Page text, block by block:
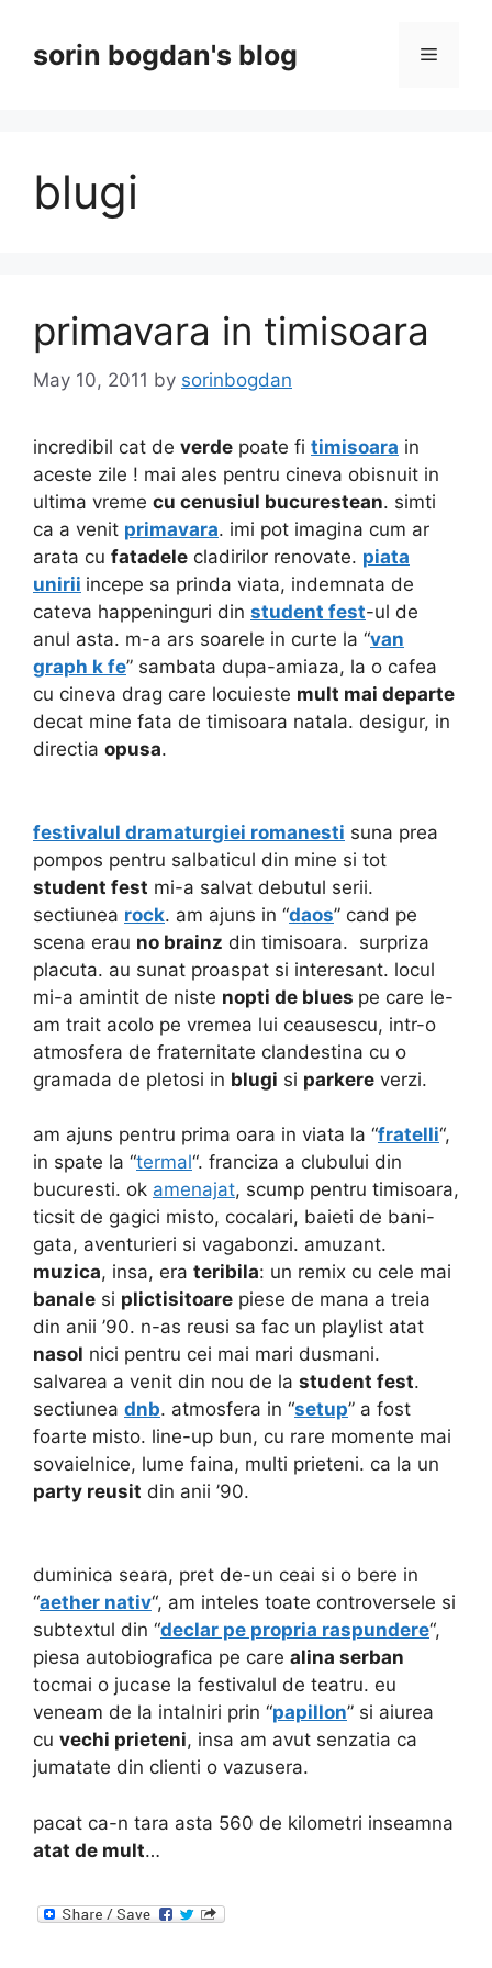
contentsorin bogdan's blog Menu
blugi
primavara in timisoara
May 10, 2011 by sorinbogdan
incredibil cat de verde poate fi timisoara in
aceste zile ! mai ales pentru cineva obisnuit in
ultima vreme cu cenusiul bucurestean. simti
ca a venit primavara. imi pot imagina cum ar
arata cu fatadele cladirilor renovate. piata
unirii incepe sa prinda viata, indemnata de
cateva happeninguri din student fest-ul de
anul asta. m-a ars soarele in curte la “van
graph k fe” sambata dupa-amiaza, la o cafea
cu cineva drag care locuieste mult mai departe
decat mine fata de timisoara natala. desigur, in
directia opusa.
festivalul dramaturgiei romanesti suna prea
pompos pentru salbaticul din mine si tot
student fest mi-a salvat debutul serii.
sectiunea rock. am ajuns in “daos” cand pe
scena erau no brainz din timisoara. surpriza
placuta. au sunat proaspat si interesant. locul
mi-a amintit de niste nopti de blues pe care le-
am trait acolo pe vremea lui ceausescu, intr-o
atmosfera de fraternitate clandestina cu o
gramada de pletosi in blugi si parkere verzi.
am ajuns pentru prima oara in viata la “fratelli“,
in spate la “termal“. franciza a clubului din
bucuresti. ok amenajat, scump pentru timisoara,
ticsit de gagici misto, cocalari, baieti de bani-
gata, aventurieri si vagabonzi. amuzant.
muzica, insa, era teribila: un remix cu cele mai
banale si plictisitoare piese de mana a treia
din anii ’90. n-as reusi sa fac un playlist atat
nasol nici pentru cei mai mari dusmani.
salvarea a venit din nou de la student fest.
sectiunea dnb. atmosfera in “setup” a fost
foarte misto. line-up bun, cu rare momente mai
sovaielnice, lume faina, multi prieteni. ca la un
party reusit din anii ’90.
duminica seara, pret de-un ceai si o bere in
“aether nativ“, am inteles toate controversele si
subtextul din “declar pe propria raspundere“,
piesa autobiografica pe care alina serban
tocmai o jucase la festivalul de teatru. eu
veneam de la intalniri prin “papillon” si aiurea
cu vechi prieteni, insa am avut senzatia ca
jumatate din clienti o vazusera.
pacat ca-n tara asta 560 de kilometri inseamna
atat de mult…